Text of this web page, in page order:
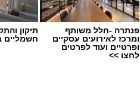
פנתרה -חלל משותף
ומרכז לאירועים עסקיים
ופרטיים ועוד לפרטים
לחצו >>
תיקון
חשמליים